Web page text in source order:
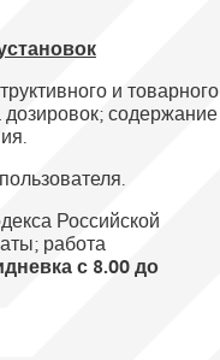
и товарного
дозировок; содержание
Российской
работа
с 8.00 до